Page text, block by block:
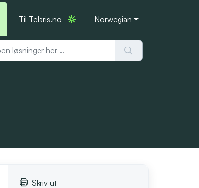
Til Telaris.no Norwegian
Skriv ut